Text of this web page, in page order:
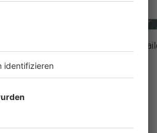
Akzeptieren
by
Usercentrics Consent
auf Amazon Prime Video: Der